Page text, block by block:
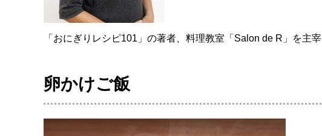
「おにぎりレシピ101」の著者、料理教室「Salon de R」を主宰
卵かけご飯